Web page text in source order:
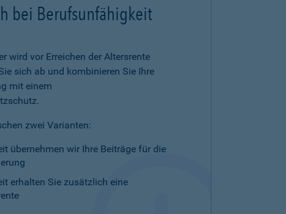
bei Berufsunfähigkeit
wird vor Erreichen der Altersrente
sich ab und kombinieren Sie Ihre
mit einem
zwei Varianten:
übernehmen wir Ihre Beiträge für die
erhalten Sie zusätzlich eine